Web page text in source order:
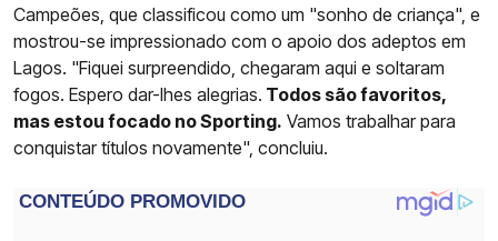
Campeões, que classificou como um "sonho de criança", e
mostrou-se impressionado com o apoio dos adeptos em
Lagos. "Fiquei surpreendido, chegaram aqui e soltaram
fogos. Espero dar-lhes alegrias. Todos são favoritos,
mas estou focado no Sporting. Vamos trabalhar para
conquistar títulos novamente", concluiu.